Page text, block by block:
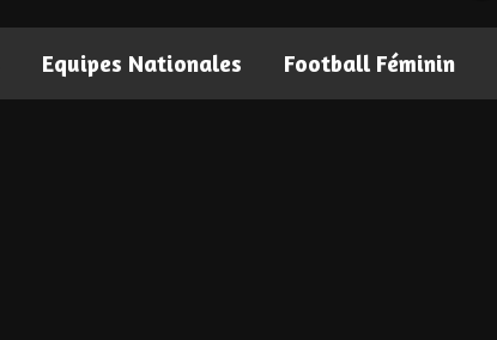
Equipes Nationales Football Féminin